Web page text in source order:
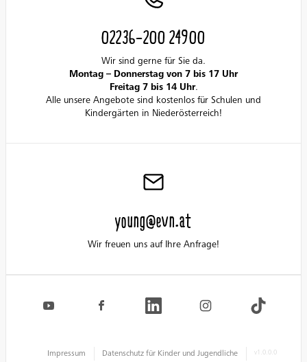
young@evn.at
Wir freuen uns auf Ihre Anfrage!
02236-200 24900
Wir sind gerne für Sie da.
Montag – Donnerstag von 7 bis 17 Uhr
Freitag 7 bis 14 Uhr.
Alle unsere Angebote sind kostenlos für Schulen und
Kindergärten in Niederösterreich!
Impressum Datenschutz für Kinder und Jugendliche v1.0.0.0